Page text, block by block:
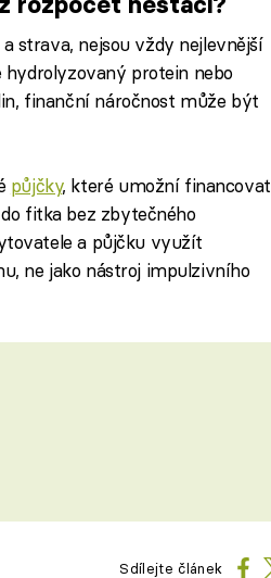
strava, nejsou vždy nejlevnější
protein nebo
finanční náročnost může být
půjčky, které umožní financovat
fitka bez zbytečného
a půjčku využít
ne jako nástroj impulzivního
Sdílejte článek